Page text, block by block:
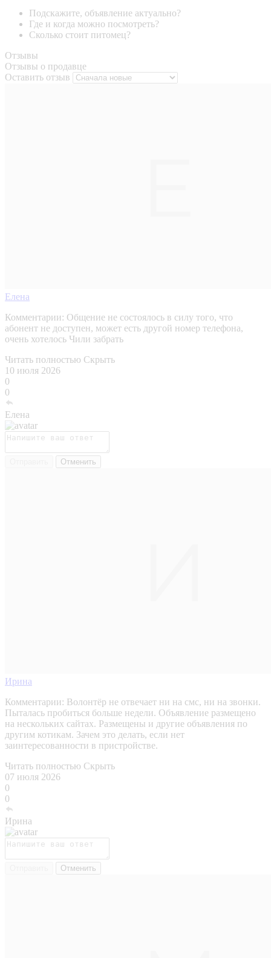
Подскажите, объявление актуально?
Где и когда можно посмотреть?
Сколько стоит питомец?
Отзывы
Отзывы о продавце
Оставить отзыв
Елена
Комментарии: Общение не состоялось в силу того, что
абонент не доступен, может есть другой номер телефона,
очень хотелось Чили забрать
Читать полностью Скрыть
10 июля 2026
0
0
Елена
Отменить
Ирина
Комментарии: Волонтёр не отвечает ни на смс, ни на звонки.
Пыталась пробиться больше недели. Объявление размещено
на нескольких сайтах. Размещены и другие объявления по
другим котикам. Зачем это делать, если нет
заинтересованности в пристройстве.
Читать полностью Скрыть
07 июля 2026
0
0
Ирина
Отменить